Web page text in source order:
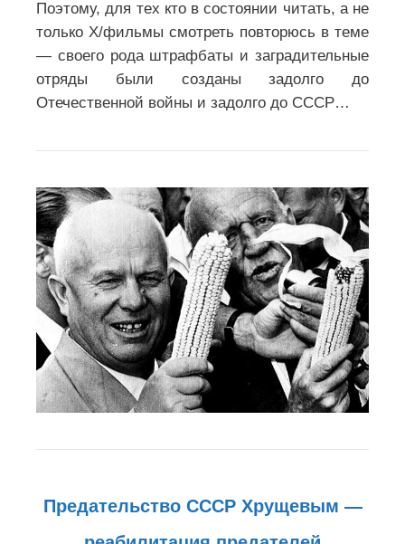
Поэтому, для тех кто в состоянии читать, а не
только Х/фильмы смотреть повторюсь в теме
— своего рода штрафбаты и заградительные
отряды были созданы задолго до
Отечественной войны и задолго до СССР…
Предательство СССР Хрущевым —